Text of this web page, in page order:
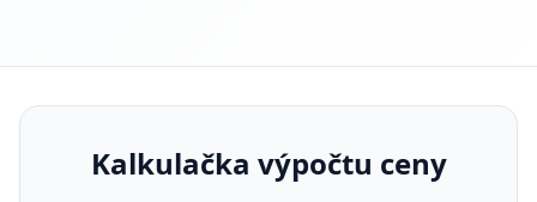
Kalkulačka výpočtu ceny